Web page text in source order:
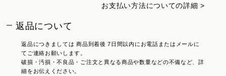
お支払い方法についての詳細 >
返品について
返品につきましては 商品到着後 7日間以内にお電話またはメールに
てご連絡お願いします。
破損・汚損・不良品・ご注文と異なる商品や数量などの不備など、詳
細をお伝えください。